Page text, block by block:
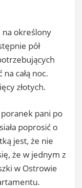
na określony
pół
całą noc.
złotych.
pani po
poprosić o
jest, że nie
że w jednym z
w Ostrowie